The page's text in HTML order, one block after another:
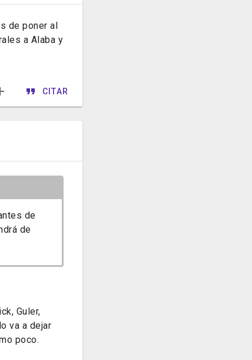
de poner al
a Alaba y
CITAR
de
de
Guler,
va a dejar
poco.